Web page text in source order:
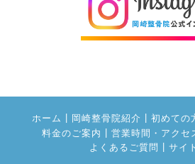
ホーム 岡崎整骨院紹介 初めての
料金のご案内
営業時間・アクセ
よくあるご質問
サイ